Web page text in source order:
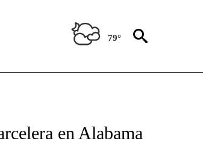
79°
PAGES ON "CNN - SPANISH".
en Alabama